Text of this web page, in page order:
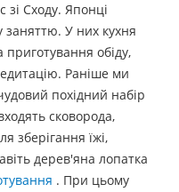
Сходу. Японці
У них кухня
обіду,
Раніше ми
похідний набір
сковорода,
зберігання їжі,
дерев'яна лопатка
. При цьому